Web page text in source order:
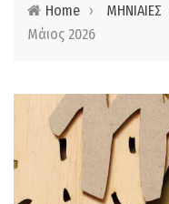
Home › ΜΗΝΙΑΙΕΣ
Μάιος 2026